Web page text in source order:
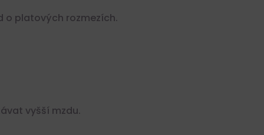
o platových rozmezích.
vyšší mzdu.